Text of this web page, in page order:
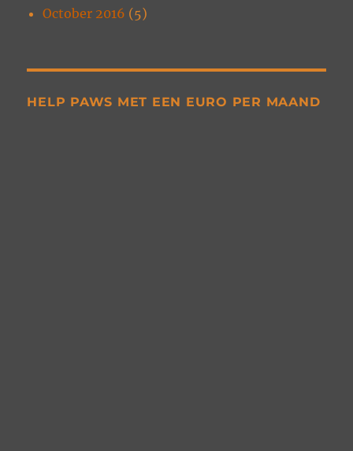
October 2016 (5)
HELP PAWS MET EEN EURO PER MAAND